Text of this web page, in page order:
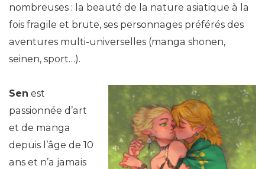
nombreuses : la beauté de la nature asiatique à la
fois fragile et brute, ses personnages préférés des
aventures multi-universelles (manga shonen,
seinen, sport…).
Sen est
passionnée d’art
et de manga
depuis l’âge de 10
ans et n’a jamais